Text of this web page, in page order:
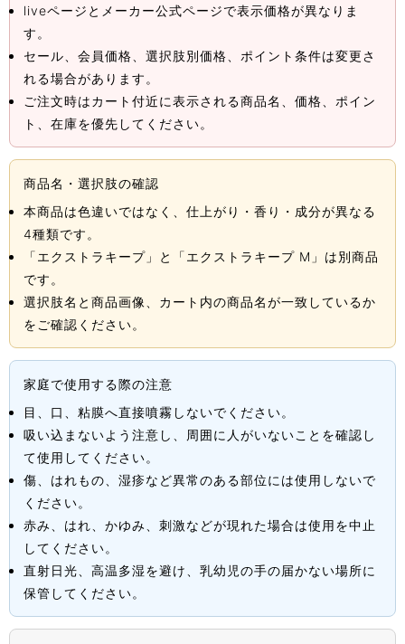
liveページとメーカー公式ページで表示価格が異なりま
す。
セール、会員価格、選択肢別価格、ポイント条件は変更さ
れる場合があります。
ご注文時はカート付近に表示される商品名、価格、ポイン
ト、在庫を優先してください。
商品名・選択肢の確認
本商品は色違いではなく、仕上がり・香り・成分が異なる
4種類です。
「エクストラキープ」と「エクストラキープ M」は別商品
です。
選択肢名と商品画像、カート内の商品名が一致しているか
をご確認ください。
家庭で使用する際の注意
目、口、粘膜へ直接噴霧しないでください。
吸い込まないよう注意し、周囲に人がいないことを確認し
て使用してください。
傷、はれもの、湿疹など異常のある部位には使用しないで
ください。
赤み、はれ、かゆみ、刺激などが現れた場合は使用を中止
してください。
直射日光、高温多湿を避け、乳幼児の手の届かない場所に
保管してください。